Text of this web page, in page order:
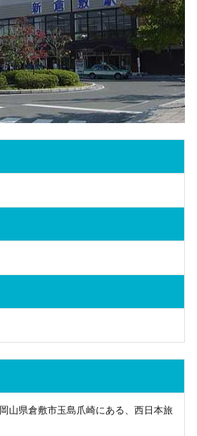
山県倉敷市玉島爪崎にある、西日本旅